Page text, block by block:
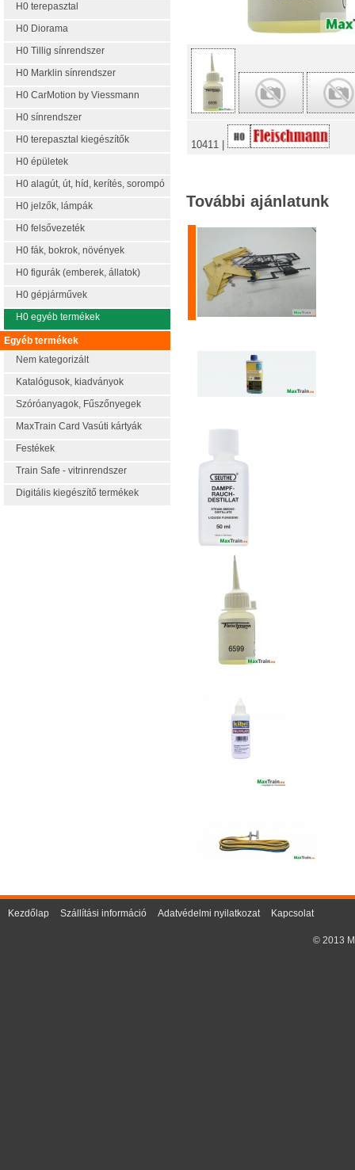
H0 terepasztal
H0 Diorama
H0 Tillig sínrendszer
H0 Marklin sínrendszer
H0 CarMotion by Viessmann
H0 sínrendszer
H0 terepasztal kiegészítők
H0 épületek
H0 alagút, út, híd, kerítés, sorompó
H0 jelzők, lámpák
H0 felsővezeték
H0 fák, bokrok, növények
H0 figurák (emberek, állatok)
H0 gépjárművek
H0 egyéb termékek
Egyéb termékek
Nem kategorizált
Katalógusok, kiadványok
Szóróanyagok, Fűszőnyegek
MaxTrain Card Vasúti kártyák
Festékek
Train Safe - vitrinrendszer
Digitális kiegészítő termékek
10411 |
További ajánlatunk
Kezdőlap Szállítási információ Adatvédelmi nyilatkozat Kapcsolat
© 2013